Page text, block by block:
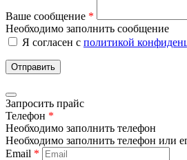
Ваше сообщение *
Необходимо заполнить сообщение
Я согласен с политикой
Отправить
Запросить прайс
Телефон *
Необходимо заполнить телефон
Необходимо заполнить телефон или
Email *